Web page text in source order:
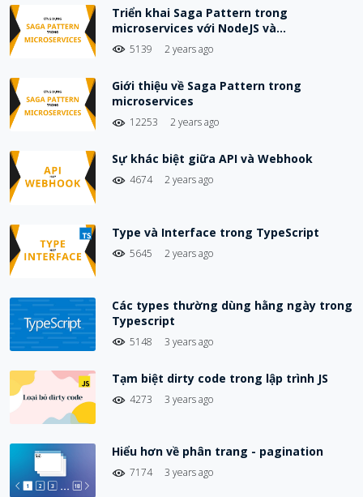
Triển khai Saga Pattern trong
microservices với NodeJS và
Choreography-Based Saga
5139 2 years ago
Giới thiệu về Saga Pattern trong
microservices
12253 2 years ago
Sự khác biệt giữa API và Webhook
4674 2 years ago
Type và Interface trong TypeScript
5645 2 years ago
Các types thường dùng hằng ngày trong
Typescript
5148 3 years ago
Tạm biệt dirty code trong lập trình JS
4273 3 years ago
Hiểu hơn về phân trang - pagination
7174 3 years ago